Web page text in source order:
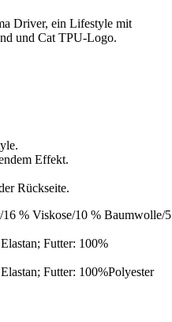
Driver, ein Lifestyle mit
und Cat TPU-Logo.
Effekt.
Rückseite.
% Viskose/10 % Baumwolle/5
Futter: 100%
Futter: 100%Polyester